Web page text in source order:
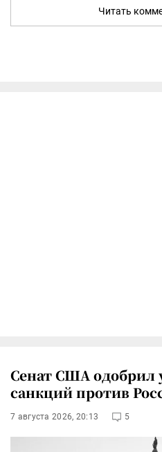
Читать
Сенат США одобрил
санкций против
7 августа 2026, 20:13 5